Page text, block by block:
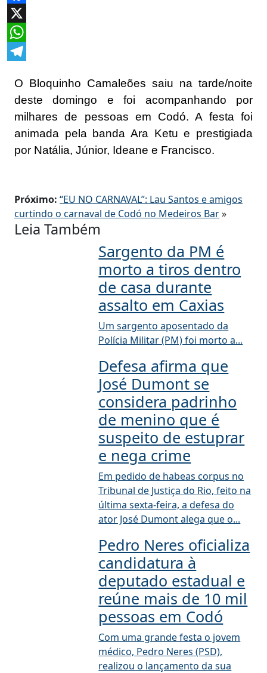
Facebook
X
WhatsApp
O Bloquinho Camaleões saiu na tarde/noite
deste domingo e foi acompanhando por
milhares de pessoas em Codó. A festa foi
animada pela banda Ara Ketu e prestigiada
por Natália, Júnior, Ideane e Francisco.
Próximo: “EU NO CARNAVAL”: Lau Santos e amigos
curtindo o carnaval de Codó no Medeiros Bar»
Leia Também
Sargento da PM é
morto a tiros dentro
de casa durante
assalto em Caxias
Um sargento aposentado da
Polícia Militar (PM) foi morto a...
Defesa afirma que
José Dumont se
considera padrinho
de menino que é
suspeito de estuprar
e nega crime
Em pedido de habeas corpus no
Tribunal de Justiça do Rio, feito na
última sexta-feira, a defesa do
ator José Dumont alega que o...
Pedro Neres oficializa
candidatura à
deputado estadual e
reúne mais de 10 mil
pessoas em Codó
Com uma grande festa o jovem
médico, Pedro Neres (PSD),
realizou o lançamento da sua